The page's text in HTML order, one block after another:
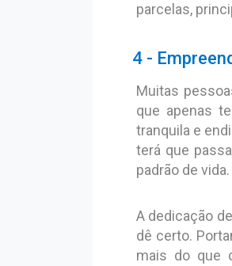
parcelas,
4 -
Muitas
que apenas
tranquila e
terá que
padrão de vida.
A dedicação
dê certo.
mais do que